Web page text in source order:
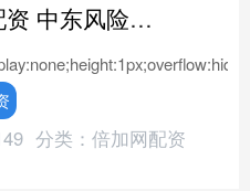
股王配资 中东风险外溢扰动A股 机构认为短期情绪驱动 向好趋势未变
分类： 倍加网配资